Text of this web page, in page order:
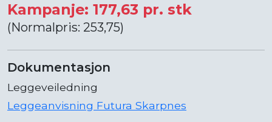
Kampanje: 177,63 pr. stk
(Normalpris: 253,75)
Dokumentasjon
Leggeveiledning
Leggeanvisning Futura Skarpnes